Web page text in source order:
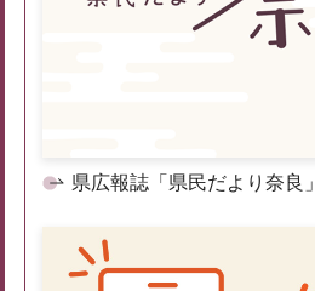
県広報誌「県民だより奈良」